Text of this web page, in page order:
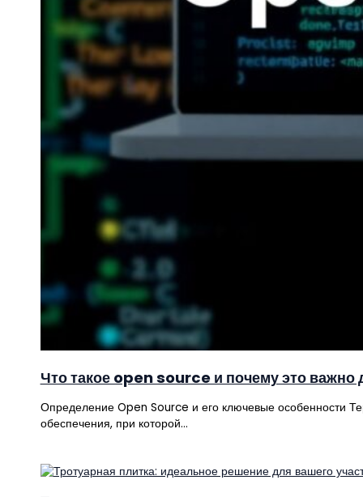
Что такое open source и почему это
Определение Open Source и его ключевые особенности
обеспечения, при которой…